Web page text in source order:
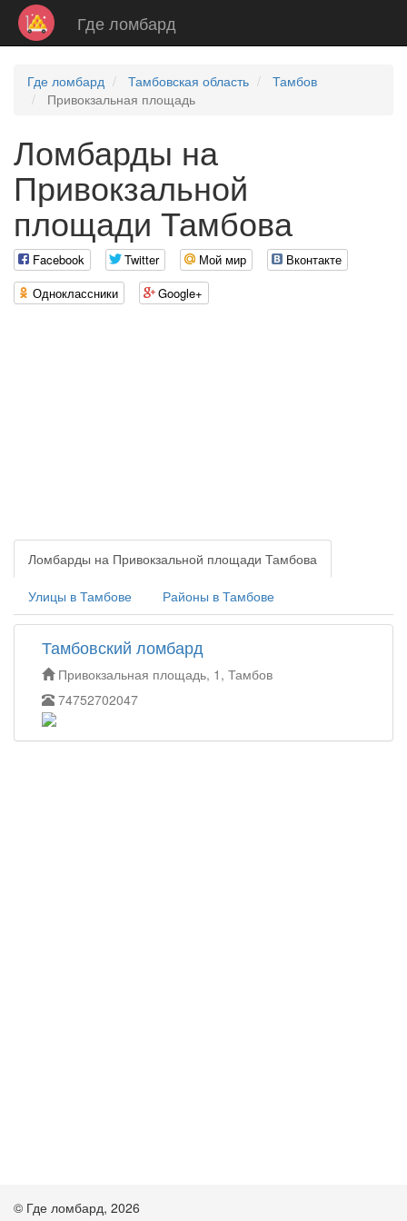
Где ломбард
Где ломбард Тамбовская область
Тамбов
Привокзальная площадь
Ломбарды на
Привокзальной
площади Тамбова
Facebook Twitter Мой мир
Вконтакте
Одноклассники
Google+
Ломбарды на Привокзальной площади Тамбова
Улицы в Тамбове Районы в Тамбове
Тамбовский ломбард
Привокзальная площадь, 1, Тамбов
74752702047
© Где ломбард, 2026